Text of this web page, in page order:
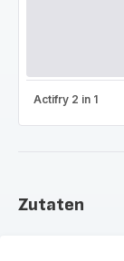
Actifry 2 in 1
Zutaten